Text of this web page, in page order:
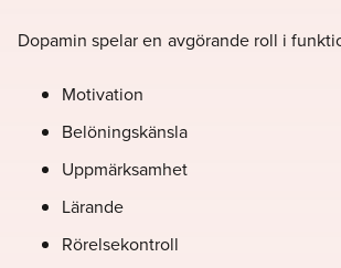
Dopamin spelar en avgörande roll i
Motivation
Belöningskänsla
Uppmärksamhet
Lärande
Rörelsekontroll